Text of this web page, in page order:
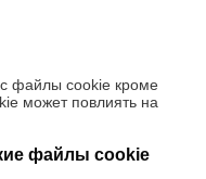
файлы cookie кроме
может повлиять на
файлы cookie